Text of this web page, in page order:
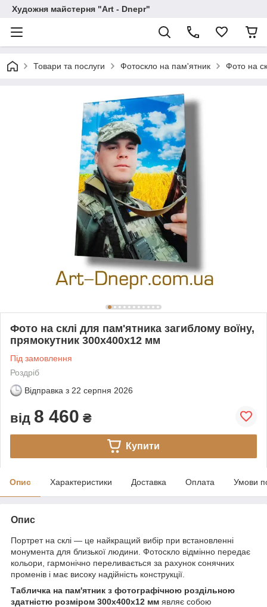
Художня майстерня "Art - Dnepr"
Товари та послуги Фотоскло на пам'ятник Фото на
Фото на склі для пам'ятника загиблому воїну,
прямокутник 300х400x12 мм
Під замовлення
Роздріб
Відправка з 22 серпня 2026
від 8 460 ₴
Купити
Опис Характеристики Доставка Оплата Умови
Опис
Портрет на склі — це найкращий вибір при встановленні
монумента для близької людини. Фотоскло відмінно передає
кольори, гармонічно переливається за рахунок сонячних
променів і має високу надійність конструкції.
Табличка на пам'ятник з фотографічною роздільною
здатністю розміром 300х400x12 мм являє собою